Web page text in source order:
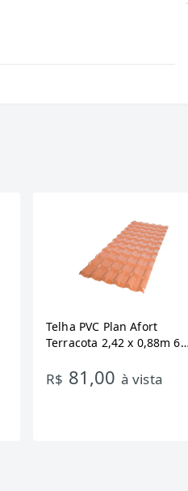
Telha PVC Plan Afort
Terracota 2,42 x 0,88m 6
R$ 81,00 à vista